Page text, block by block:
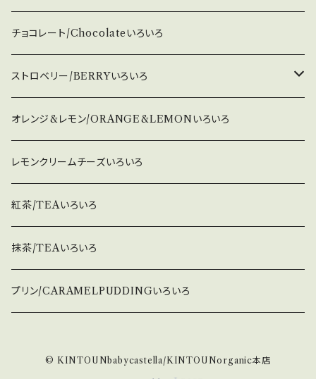
チョコレート/Chocolateいろいろ
ストロベリー/BERRYいろいろ
35個
50個(25個×2)
70個(35個×2)
100個
オレンジ&レモン/ORANGE&LEMONいろいろ
レモンクリームチーズいろいろ
紅茶/TEAいろいろ
抹茶/TEAいろいろ
プリン/CARAMELPUDDINGいろいろ
© KINTOUNbabycastella/KINTOUNorganic本店